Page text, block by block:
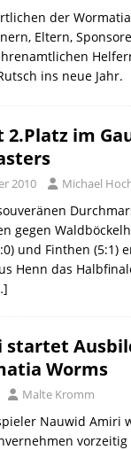
der
Eltern,
ins neue Jahr.
2.Platz im
2010 Michael
gegen
und Finthen (5:1)
Henn das
startet
Worms
Malte Kromm
Nauwid Amiri